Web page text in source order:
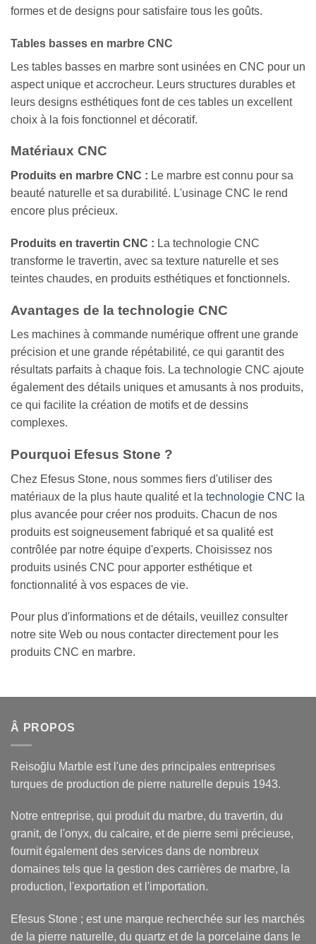
formes et de designs pour satisfaire tous les goûts.
Tables basses en marbre CNC
Les tables basses en marbre sont usinées en CNC pour un
aspect unique et accrocheur. Leurs structures durables et
leurs designs esthétiques font de ces tables un excellent
choix à la fois fonctionnel et décoratif.
Matériaux CNC
Produits en marbre CNC : Le marbre est connu pour sa
beauté naturelle et sa durabilité. L'usinage CNC le rend
encore plus précieux.
Produits en travertin CNC : La technologie CNC
transforme le travertin, avec sa texture naturelle et ses
teintes chaudes, en produits esthétiques et fonctionnels.
Avantages de la technologie CNC
Les machines à commande numérique offrent une grande
précision et une grande répétabilité, ce qui garantit des
résultats parfaits à chaque fois. La technologie CNC ajoute
également des détails uniques et amusants à nos produits,
ce qui facilite la création de motifs et de dessins
complexes.
Pourquoi Efesus Stone ?
Chez Efesus Stone, nous sommes fiers d'utiliser des
matériaux de la plus haute qualité et la technologie CNC la
plus avancée pour créer nos produits. Chacun de nos
produits est soigneusement fabriqué et sa qualité est
contrôlée par notre équipe d'experts. Choisissez nos
produits usinés CNC pour apporter esthétique et
fonctionnalité à vos espaces de vie.
Pour plus d'informations et de détails, veuillez consulter
notre site Web ou nous contacter directement pour les
produits CNC en marbre.
Â PROPOS
Reisoğlu Marble est l'une des principales entreprises
turques de production de pierre naturelle depuis 1943.
Notre entreprise, qui produit du marbre, du travertin, du
granit, de l'onyx, du calcaire, et de pierre semi précieuse,
fournit également des services dans de nombreux
domaines tels que la gestion des carrières de marbre, la
production, l'exportation et l'importation.
Efesus Stone ; est une marque recherchée sur les marchés
de la pierre naturelle, du quartz et de la porcelaine dans le